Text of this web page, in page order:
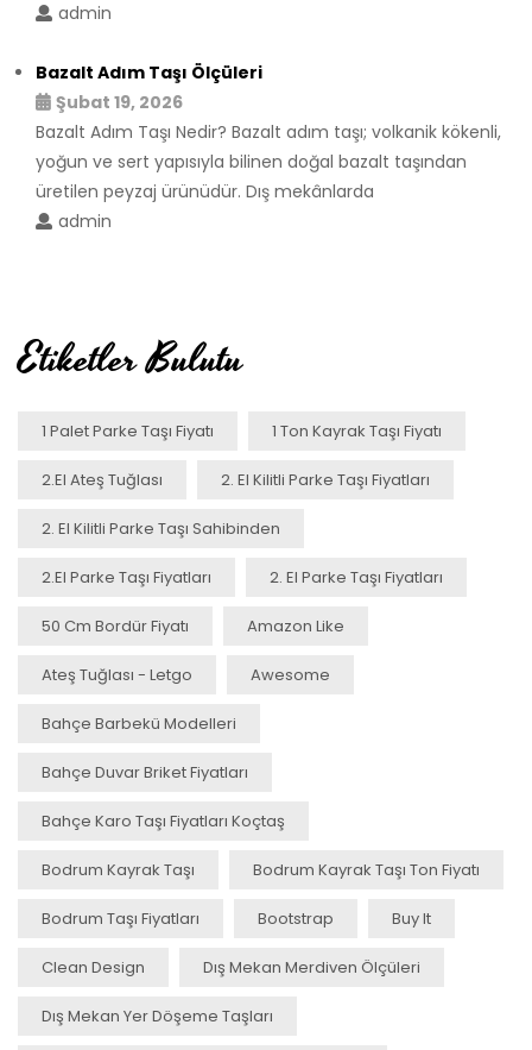
admin
Bazalt Adım Taşı Ölçüleri
Şubat 19, 2026
Bazalt Adım Taşı Nedir? Bazalt adım taşı; volkanik kökenli,
yoğun ve sert yapısıyla bilinen doğal bazalt taşından
üretilen peyzaj ürünüdür. Dış mekânlarda
admin
Etiketler Bulutu
1 Palet Parke Taşı Fiyatı 1 Ton Kayrak Taşı Fiyatı
2.el Ateş Tuğlası 2. El Kilitli Parke Taşı Fiyatları
2. El Kilitli Parke Taşı Sahibinden
2.el Parke Taşı Fiyatları 2. El Parke Taşı Fiyatları
50 Cm Bordür Fiyatı Amazon Like
Ateş Tuğlası - Letgo Awesome
Bahçe Barbekü Modelleri
Bahçe Duvar Briket Fiyatları
Bahçe Karo Taşı Fiyatları Koçtaş
Bodrum Kayrak Taşı Bodrum Kayrak Taşı Ton Fiyatı
Bodrum Taşı Fiyatları Bootstrap Buy It
Clean Design Dış Mekan Merdiven Ölçüleri
Dış Mekan Yer Döşeme Taşları